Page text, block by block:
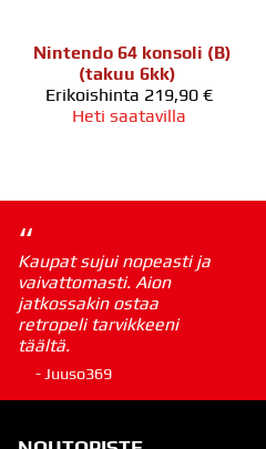
Nintendo 64 konsoli (B)
(takuu 6kk)
Erikoishinta 219,90 €
Heti saatavilla
“
Kaupat sujui nopeasti ja
vaivattomasti. Aion
jatkossakin ostaa
retropeli tarvikkeeni
täältä.
- Juuso369